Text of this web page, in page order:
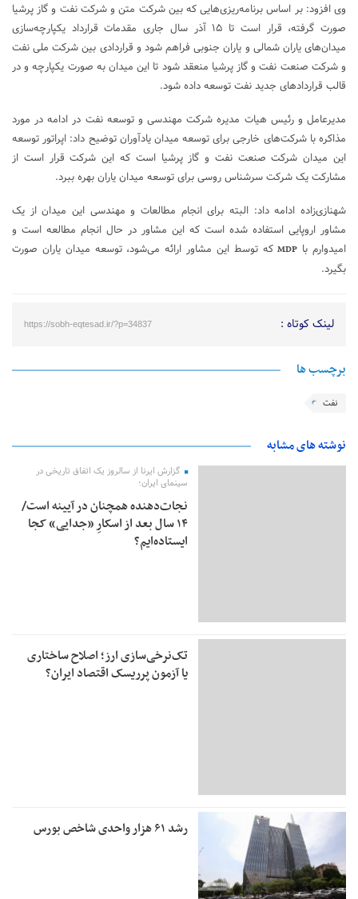
وی افزود: بر اساس برنامه‌ریزی‌هایی که بین شرکت متن و شرکت نفت و گاز پرشیا
صورت گرفته، قرار است تا ۱۵ آذر سال جاری مقدمات قرارداد یکپارچه‌سازی
میدان‌های یاران شمالی و یاران جنوبی فراهم شود و قراردادی بین شرکت ملی نفت
و شرکت صنعت نفت و گاز پرشیا منعقد شود تا این میدان به صورت یکپارچه و در
قالب قراردادهای جدید نفت توسعه داده شود.
مدیرعامل و رئیس هیات مدیره شرکت مهندسی و توسعه نفت در ادامه در مورد
مذاکره با شرکت‌های خارجی برای توسعه میدان یادآوران توضیح داد: اپراتور توسعه
این میدان شرکت صنعت نفت و گاز پرشیا است که این شرکت قرار است از
مشارکت یک شرکت سرشناس روسی برای توسعه میدان یاران بهره ببرد.
شهنازی‌زاده ادامه داد: البته برای انجام مطالعات و مهندسی این میدان از یک
مشاور اروپایی استفاده شده است که این مشاور در حال انجام مطالعه است و
امیدوارم با MDPکه توسط این مشاور ارائه می‌شود، توسعه میدان یاران صورت
بگیرد.
لینک کوتاه : https://sobh-eqtesad.ir/?p=34837
برچسب ها
نفت
نوشته های مشابه
گزارش ایرنا از سالروز یک اتفاق تاریخی در
سینمای ایران؛
نجات‌دهنده‌ همچنان در آیینه است/
۱۴ سال بعد از اسکارِ «جدایی» کجا
ایستاده‌ایم؟
تک‌نرخی‌سازی ارز؛ اصلاح ساختاری
یا آزمون پرریسک اقتصاد ایران؟
رشد ۶۱ هزار واحدی شاخص بورس